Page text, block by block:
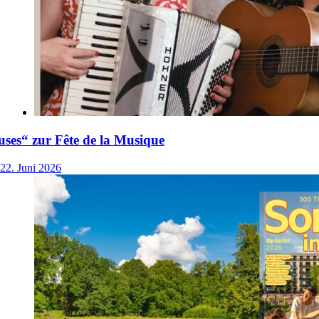
zur Fête de la Musique
22. Juni 2026